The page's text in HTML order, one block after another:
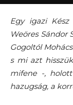
Egy igazi
Weöres Sándor
Gogoltól
s mi azt
mifene -,
hazugság, a